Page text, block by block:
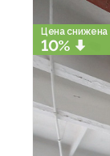
Цена снижена
10%